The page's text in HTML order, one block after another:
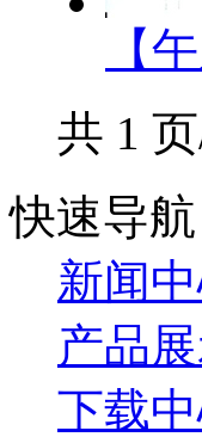
【
共 1
快速导航
新闻
产品
下载